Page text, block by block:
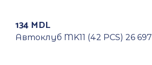
134 MDL
Автоклуб MK11 (42 PCS) 26 697